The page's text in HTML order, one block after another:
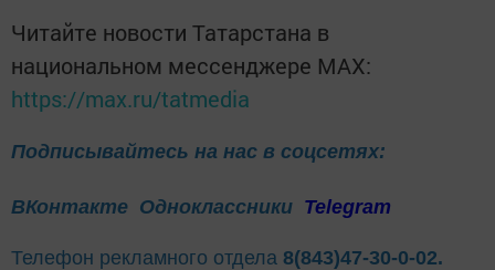
Читайте новости Татарстана в
национальном мессенджере MАХ:
https://max.ru/tatmedia
Подписывайтесь на нас в соцсетях:
ВКонтакте Одноклассники Telegram
Телефон рекламного отдела 8(843)47-30-0-02.